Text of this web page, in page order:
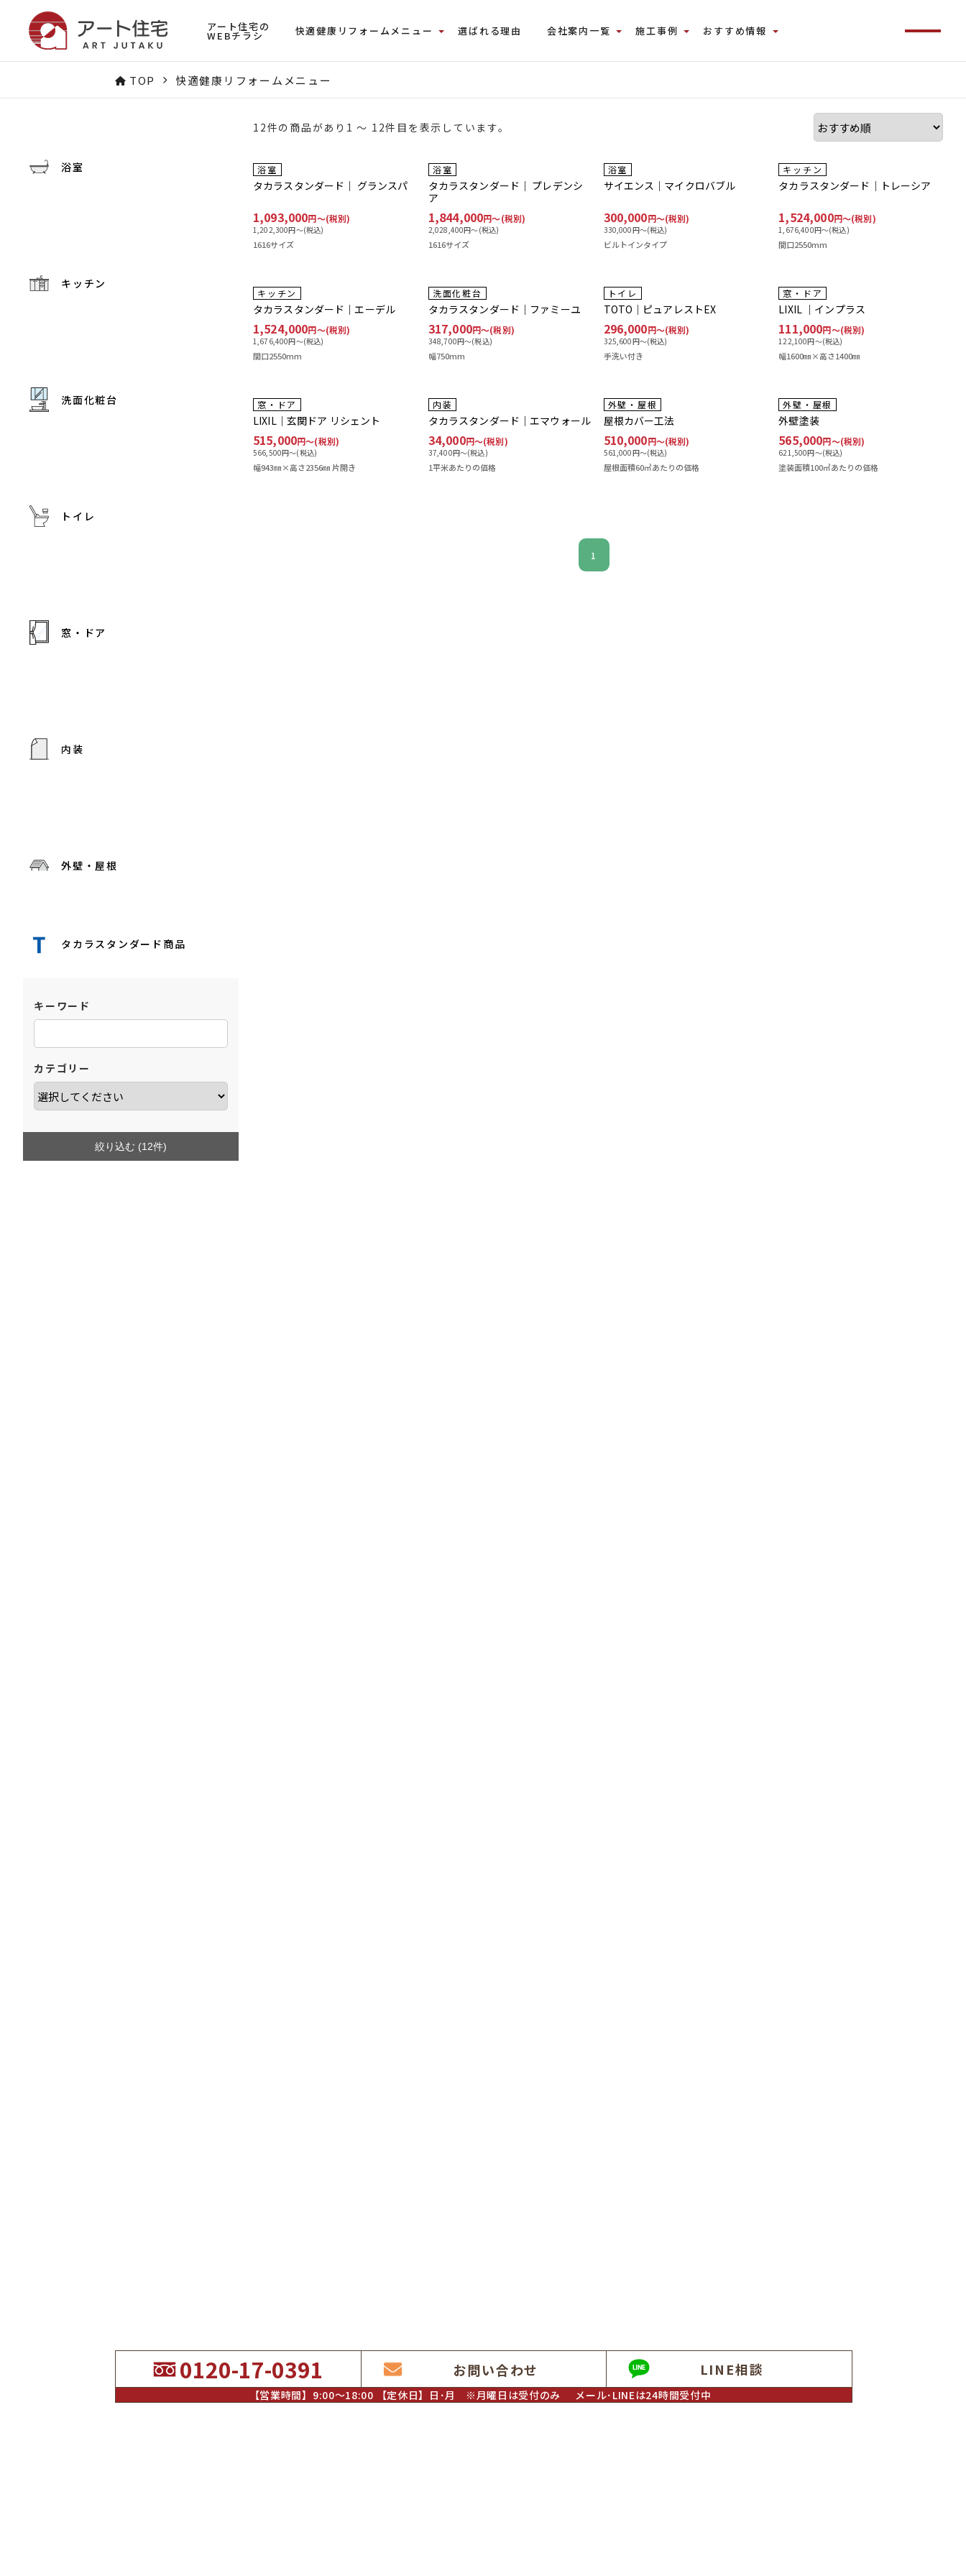
アート住宅の
WEBチラシ 快適健康リフォームメニュー 選ばれる理由 会社案内一覧 施工事例 おすすめ情報
TOP 快適健康リフォームメニュー
0120-17-0391 お問い合わせ LINE相談
【営業時間】9:00～18:00 【定休日】日･月 ※月曜日は受付のみ メール･LINEは24時間受付中
12件の商品があり1 ～ 12件目を表示しています。
工事費込み
浴室
タカラスタンダード｜ グランスパ
1,093,000円〜(税別)
1,202,300円〜(税込)
1616サイズ
工事費込み
浴室
タカラスタンダード｜ プレデンシ
ア
1,844,000円〜(税別)
2,028,400円〜(税込)
1616サイズ
浴室
サイエンス｜マイクロバブル
300,000円〜(税別)
330,000円〜(税込)
ビルトインタイプ
工事費込み
キッチン
タカラスタンダード｜トレーシア
1,524,000円〜(税別)
1,676,400円〜(税込)
間口2550mm
工事費込み
キッチン
タカラスタンダード｜エーデル
1,524,000円〜(税別)
1,676,400円〜(税込)
間口2550mm
工事費込み
洗面化粧台
タカラスタンダード｜ファミーユ
317,000円〜(税別)
348,700円〜(税込)
幅750mm
工事費込み
トイレ
TOTO｜ピュアレストEX
296,000円〜(税別)
325,600円〜(税込)
手洗い付き
工事費込み
窓・ドア
LIXIL ｜インプラス
111,000円〜(税別)
122,100円〜(税込)
幅1600㎜×高さ1400㎜
工事費込み
窓・ドア
LIXIL｜玄関ドア リシェント
515,000円〜(税別)
566,500円〜(税込)
幅943㎜×高さ2356㎜ 片開き
工事費込み
内装
タカラスタンダード｜エマウォール
34,000円〜(税別)
37,400円〜(税込)
1平米あたりの価格
工事費込み
外壁・屋根
屋根カバー工法
510,000円〜(税別)
561,000円〜(税込)
屋根面積60㎡あたりの価格
工事費込み
外壁・屋根
外壁塗装
565,000円〜(税別)
621,500円〜(税込)
塗装面積100㎡あたりの価格
1
浴室
キッチン
洗面化粧台
トイレ
窓・ドア
内装
外壁・屋根
タカラスタンダード商品
キーワード
カテゴリー
絞り込む (12件)